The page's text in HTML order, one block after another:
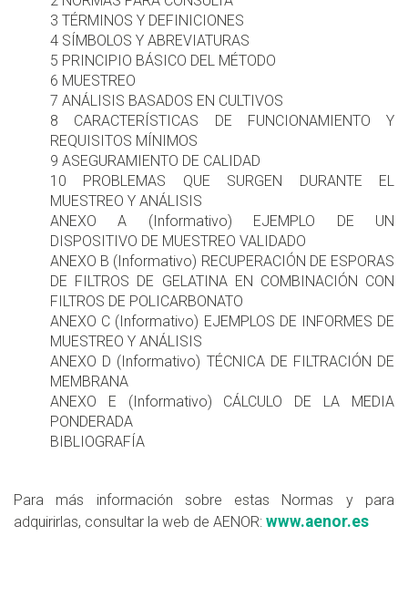
3 TÉRMINOS Y DEFINICIONES
4 SÍMBOLOS Y ABREVIATURAS
5 PRINCIPIO BÁSICO DEL MÉTODO
6 MUESTREO
7 ANÁLISIS BASADOS EN CULTIVOS
8 CARACTERÍSTICAS DE FUNCIONAMIENTO Y
REQUISITOS MÍNIMOS
9 ASEGURAMIENTO DE CALIDAD
10 PROBLEMAS QUE SURGEN DURANTE EL
MUESTREO Y ANÁLISIS
ANEXO A (Informativo) EJEMPLO DE UN
DISPOSITIVO DE MUESTREO VALIDADO
ANEXO B (Informativo) RECUPERACIÓN DE ESPORAS
DE FILTROS DE GELATINA EN COMBINACIÓN CON
FILTROS DE POLICARBONATO
ANEXO C (Informativo) EJEMPLOS DE INFORMES DE
MUESTREO Y ANÁLISIS
ANEXO D (Informativo) TÉCNICA DE FILTRACIÓN DE
MEMBRANA
ANEXO E (Informativo) CÁLCULO DE LA MEDIA
PONDERADA
BIBLIOGRAFÍA
Para más información sobre estas Normas y para
adquirirlas, consultar la web de AENOR: www.aenor.es